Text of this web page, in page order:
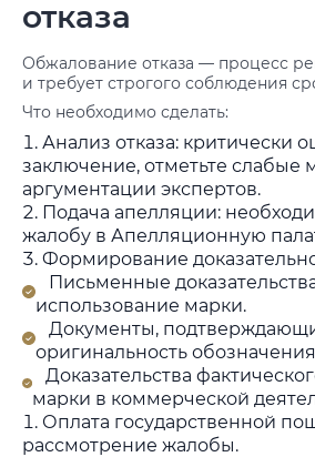
отказа
Обжалование отказа — процесс
и требует строгого соблюдения
Что необходимо сделать:
Анализ отказа: критически
заключение, отметьте слабые
аргументации экспертов.
Подача апелляции:
жалобу в Апелляционную
Формирование
Письменные
использование марки.
Документы,
оригинальность
Доказательства
марки в коммерческой
Оплата государственной
рассмотрение жалобы.